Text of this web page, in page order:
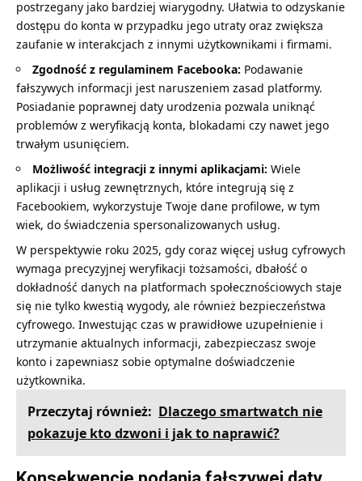
postrzegany jako bardziej wiarygodny. Ułatwia to odzyskanie
dostępu do konta w przypadku jego utraty oraz zwiększa
zaufanie w interakcjach z innymi użytkownikami i firmami.
Zgodność z regulaminem Facebooka: Podawanie
fałszywych informacji jest naruszeniem zasad platformy.
Posiadanie poprawnej daty urodzenia pozwala uniknąć
problemów z weryfikacją konta, blokadami czy nawet jego
trwałym usunięciem.
Możliwość integracji z innymi aplikacjami: Wiele
aplikacji i usług zewnętrznych, które integrują się z
Facebookiem, wykorzystuje Twoje dane profilowe, w tym
wiek, do świadczenia spersonalizowanych usług.
W perspektywie roku 2025, gdy coraz więcej usług cyfrowych
wymaga precyzyjnej weryfikacji tożsamości, dbałość o
dokładność danych na platformach społecznościowych staje
się nie tylko kwestią wygody, ale również bezpieczeństwa
cyfrowego. Inwestując czas w prawidłowe uzupełnienie i
utrzymanie aktualnych informacji, zabezpieczasz swoje
konto i zapewniasz sobie optymalne doświadczenie
użytkownika.
Przeczytaj również: Dlaczego smartwatch nie
pokazuje kto dzwoni i jak to naprawić?